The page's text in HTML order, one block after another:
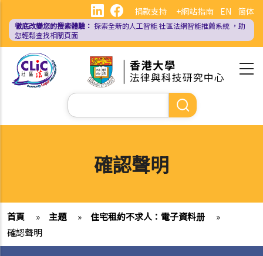
內
EN 简体
捐款支持 +網站指南
徹底改變您的搜索體驗： 探索全新的人工智能社區法網智能推薦系統 ，助
您輕鬆查找相關頁面
Search
確認聲明
首頁 » 主題 » 住宅租約不求人：電子資料册
»
確認聲明